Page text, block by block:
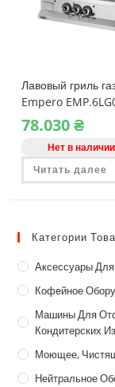
Лавовый гриль
Empero
78.030₴
Нет в наличии
Читать далее
Категории
Аксессуары
Кофейное
Машины Для
Кондитерских
Моющее,
Нейтральное